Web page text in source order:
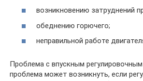
возникновению затруднений
обеднению горючего;
неправильной работе
Проблема с впускным
проблема может возникнуть, если